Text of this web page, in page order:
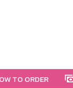
TO ORDER